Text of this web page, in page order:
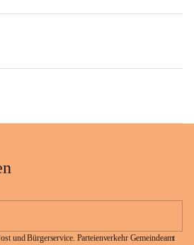
und Bürgerservice. Parteienverkehr Gemeindeamt